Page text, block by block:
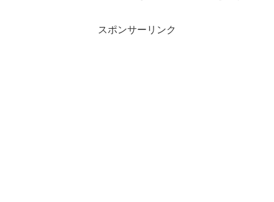
スポンサーリンク